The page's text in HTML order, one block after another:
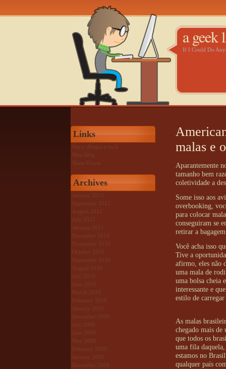
a geek
If I Could Do
malas e
Aparantemente
tamanho bem
coletividade a
Some isso aos
overbooking,
para colocar
conseguiram se
retirar a
Você acha isso
Tive a
afirmo, eles não
uma mala de
uma bolsa cheia
interessante e
estilo de
As malas
chegado mais
que todos os
uma fila
estamos no
qualquer país
Links
Sexo, drogas e rock
Meu blog
Skate House
Archives
January 2013
September 2012
August 2012
July 2012
January 2011
December 2010
November 2010
October 2010
September 2010
August 2010
July 2010
June 2010
March 2010
February 2010
January 2010
December 2009
July 2009
June 2009
May 2009
February 2009
January 2009
December 2008